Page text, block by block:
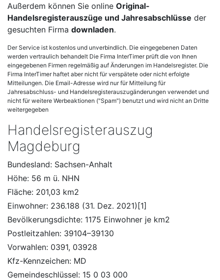
Außerdem können Sie online Original-
Handelsregisterauszüge und Jahresabschlüsse der
gesuchten Firma downladen.
Der Service ist kostenlos und unverbindlich. Die eingegebenen Daten
werden vertraulich behandelt Die Firma InterTimer prüft die von Ihnen
eingegebenen Firmen regelmäßig auf Änderungen im Handelsregister. Die
Firma InterTimer haftet aber nicht für verspätete oder nicht erfolgte
Mitteilungen. Die Email-Adresse wird nur für Mitteilung für
Jahresabschluss- und Handelsregisterauszugänderungen verwendet und
nicht für weitere Werbeaktionen ("Spam") benutzt und wird nicht an Dritte
weitergegeben
Handelsregisterauszug
Magdeburg
Bundesland: Sachsen-Anhalt
Höhe: 56 m ü. NHN
Fläche: 201,03 km2
Einwohner: 236.188 (31. Dez. 2021)[1]
Bevölkerungsdichte: 1175 Einwohner je km2
Postleitzahlen: 39104–39130
Vorwahlen: 0391, 03928
Kfz-Kennzeichen: MD
Gemeindeschlüssel: 15 0 03 000